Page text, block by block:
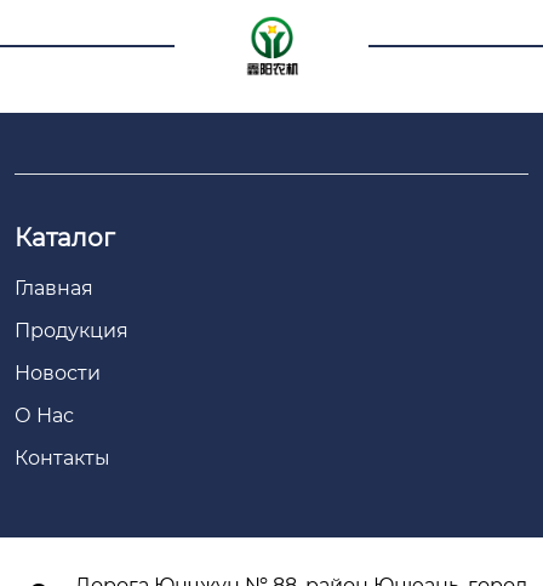
Каталог
Главная
Продукция
Новости
О Нас
Контакты